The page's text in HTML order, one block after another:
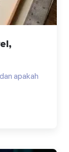
apakah